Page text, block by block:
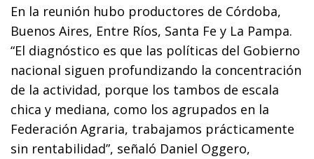
En la reunión hubo productores de Córdoba,
Buenos Aires, Entre Ríos, Santa Fe y La Pampa.
“El diagnóstico es que las políticas del Gobierno
nacional siguen profundizando la concentración
de la actividad, porque los tambos de escala
chica y mediana, como los agrupados en la
Federación Agraria, trabajamos prácticamente
sin rentabilidad”, señaló Daniel Oggero,